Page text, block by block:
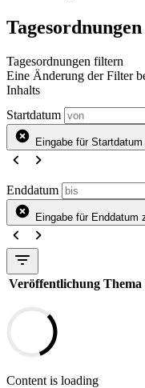
Tagesordnungen
Tagesordnungen filtern
Eine Änderung der Filter
Inhalts
Startdatum
Eingabe für
Enddatum
Eingabe für Enddatum
Veröffentlichung Thema
Content is loading